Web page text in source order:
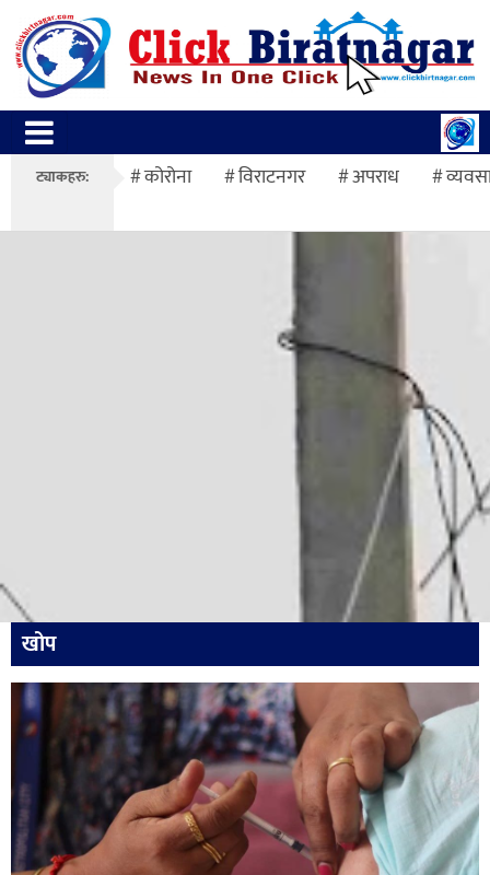
ट्याकहरु: कोरोना विराटनगर अपराध
खोप